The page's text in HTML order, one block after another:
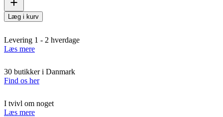
Læg i kurv
Levering 1 - 2 hverdage
Læs mere
30 butikker i Danmark
Find os her
I tvivl om noget
Læs mere